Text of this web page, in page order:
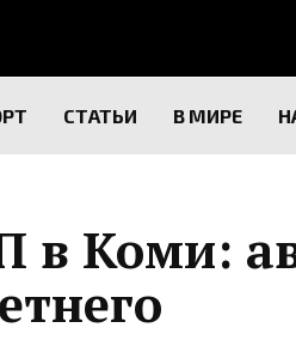
СТАТЬИ В МИРЕ
в Коми: